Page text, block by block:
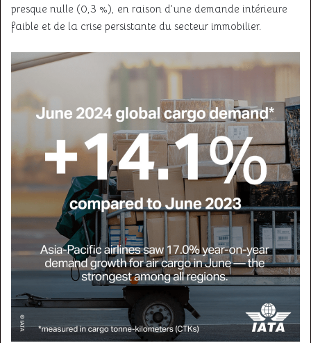
presque nulle (0,3 %), en raison d’une demande intérieure
faible et de la crise persistante du secteur immobilier.